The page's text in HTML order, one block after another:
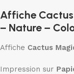
Affiche
– Nature –
Affiche Cactus
Impression sur